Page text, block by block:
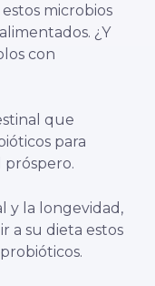
microbios
¿Y
con
que
para
y la longevidad,
a su dieta estos